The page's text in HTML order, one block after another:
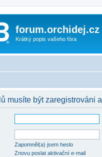
forum.orchidej.cz
Krátký popis vašeho fóra
musíte být zaregistrováni
Zapomněl(a) jsem heslo
Znovu poslat aktivační e-mail